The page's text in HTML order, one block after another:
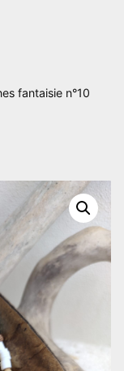
fantaisie n°10